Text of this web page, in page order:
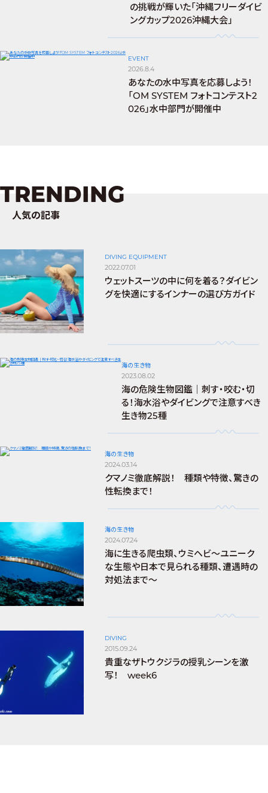
の挑戦が輝いた「沖縄フリーダイビ
ングカップ2026沖縄大会」
EVENT
2026.8.4
あなたの水中写真を応募しよう！
「OM SYSTEM フォトコンテスト2
026」水中部門が開催中
TRENDING
人気の記事
DIVING EQUIPMENT
2022.07.01
ウェットスーツの中に何を着る？ダイビン
グを快適にするインナーの選び方ガイド
海の生き物
2023.08.02
海の危険生物図鑑｜刺す・咬む・切
る！海水浴やダイビングで注意すべき
生き物25種
海の生き物
2024.03.14
クマノミ徹底解説！ 種類や特徴、驚きの
性転換まで！
海の生き物
2024.07.24
海に生きる爬虫類、ウミヘビ～ユニーク
な生態や日本で見られる種類、遭遇時の
対処法まで～
DIVING
2015.09.24
貴重なザトウクジラの授乳シーンを激
写！ week6